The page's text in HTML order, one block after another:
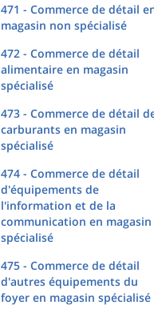
471 - Commerce de détail
magasin non spécialisé
472 - Commerce de détail
alimentaire en magasin
spécialisé
473 - Commerce de détail
carburants en magasin
spécialisé
474 - Commerce de détail
d'équipements de
l'information et de la
communication en magasin
spécialisé
475 - Commerce de détail
d'autres équipements du
foyer en magasin spécialisé